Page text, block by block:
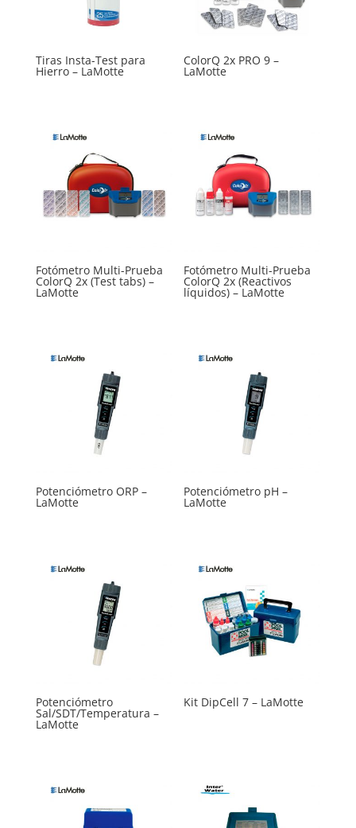
Tiras Insta-Test para
Hierro – LaMotte
ColorQ 2x PRO 9 –
LaMotte
Fotómetro Multi-Prueba
ColorQ 2x (Test tabs) –
LaMotte
Fotómetro Multi-Prueba
ColorQ 2x (Reactivos
líquidos) – LaMotte
Potenciómetro ORP –
LaMotte
Potenciómetro pH –
LaMotte
Potenciómetro
Sal/SDT/Temperatura –
LaMotte
Kit DipCell 7 – LaMotte